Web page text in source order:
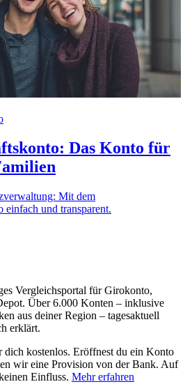
Das Konto für
Mit dem
einfach und transparent.
Vergleichsportal für Girokonto,
Über 6.000 Konten – inklusive
aus deiner Region – tagesaktuell
erklärt.
dich kostenlos. Eröffnest du ein Konto
wir eine Provision von der Bank. Auf
Einfluss. Mehr erfahren